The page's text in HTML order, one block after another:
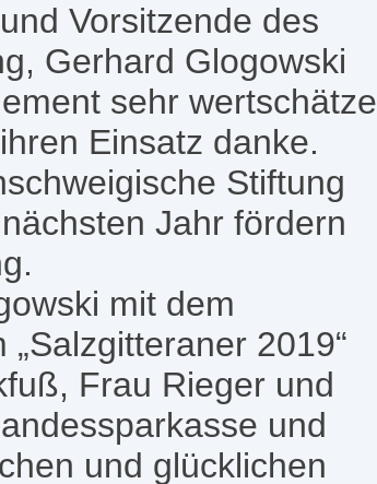
Vorsitzende des
Gerhard Glogowski
sehr wertschätze
Einsatz danke.
Stiftung
Jahr fördern
mit dem
2019“
Frau Rieger und
und
und glücklichen